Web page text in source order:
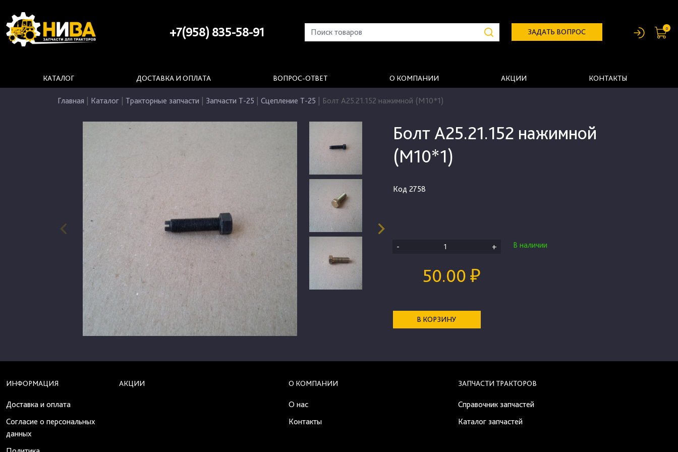
+7(958) 835-58-91 ЗАДАТЬ ВОПРОС 0
КАТАЛОГ ДОСТАВКА И ОПЛАТА ВОПРОС-ОТВЕТ О КОМПАНИИ АКЦИИ КОНТАКТЫ
Главная Каталог Тракторные запчасти Запчасти Т-25 Сцепление Т-25 Болт А25.21.152 нажимной (М10*1)
Болт А25.21.152 нажимной
(М10*1)
Код 2758
- + В наличии
50.00 ₽
В КОРЗИНУ
ИНФОРМАЦИЯ
Доставка и оплата
Согласие о персональных
данных
АКЦИИ О КОМПАНИИ
О нас
Контакты
ЗАПЧАСТИ ТРАКТОРОВ
Справочник запчастей
Каталог запчастей